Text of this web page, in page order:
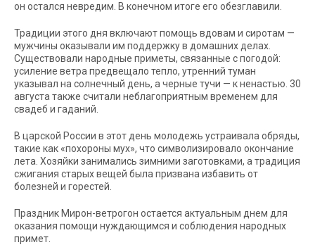
он остался невредим. В конечном итоге его обезглавили.
Традиции этого дня включают помощь вдовам и сиротам —
мужчины оказывали им поддержку в домашних делах.
Существовали народные приметы, связанные с погодой:
усиление ветра предвещало тепло, утренний туман
указывал на солнечный день, а черные тучи — к ненастью. 30
августа также считали неблагоприятным временем для
свадеб и гаданий.
В царской России в этот день молодежь устраивала обряды,
такие как «похороны мух», что символизировало окончание
лета. Хозяйки занимались зимними заготовками, а традиция
сжигания старых вещей была призвана избавить от
болезней и горестей.
Праздник Мирон-ветрогон остается актуальным днем для
оказания помощи нуждающимся и соблюдения народных
примет.